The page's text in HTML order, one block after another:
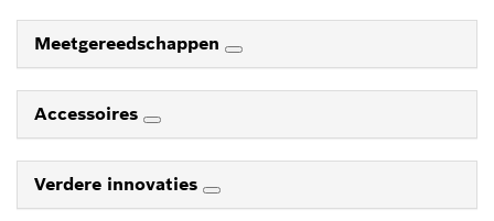
Meetgereedschappen
Accessoires
Verdere innovaties